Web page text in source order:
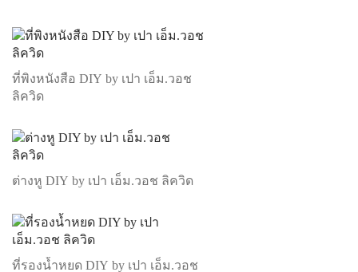
ที่พิงหนังสือ DIY by เปา เอ็ม.วอช
ลิควิด
ต่างหู DIY by เปา เอ็ม.วอช ลิควิด
ที่รองน้ำหยด DIY by เปา เอ็ม.วอช